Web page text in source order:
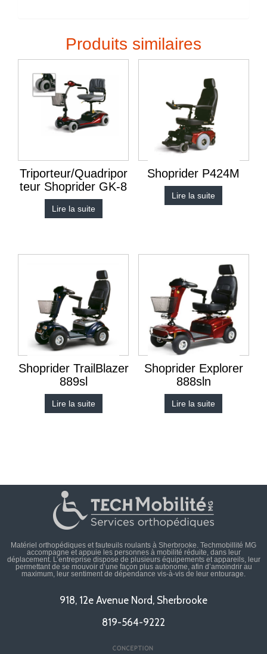
Produits similaires
Triporteur/Quadripor
teur Shoprider GK-8
Lire la suite
Shoprider P424M
Lire la suite
Shoprider TrailBlazer
889sl
Lire la suite
Shoprider Explorer
888sln
Lire la suite
Matériel orthopédiques et fauteuils roulants à Sherbrooke. Techmobillité MG
accompagne et appuie les personnes à mobilité réduite, dans leur
déplacement. L’entreprise dispose de plusieurs équipements et appareils, leur
permettant de se mouvoir d’une façon plus autonome, afin d’amoindrir au
maximum, leur sentiment de dépendance vis-à-vis de leur entourage.
918, 12e Avenue Nord, Sherbrooke
819-564-9222